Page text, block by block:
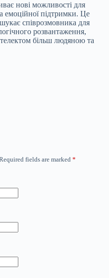
нові можливості для
емоційної підтримки. Це
співрозмовника для
розвантаження,
більш людяною та
fields are marked *